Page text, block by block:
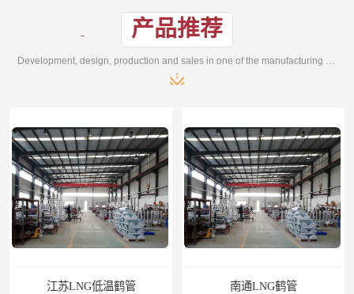
产品推荐
江苏LNG低温鹤管 南通LNG鹤管